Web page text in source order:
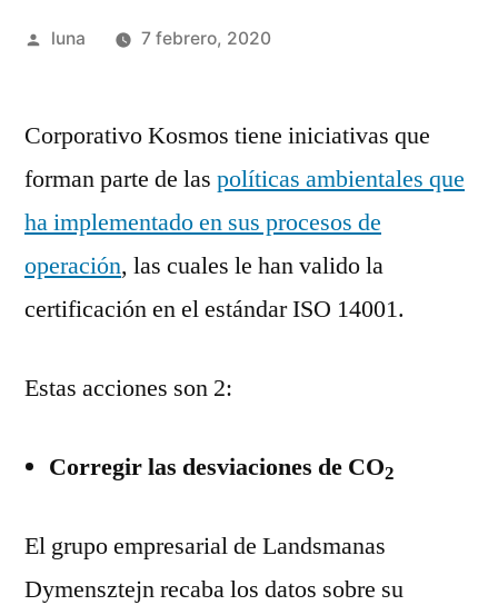
Publicado
luna 7 febrero, 2020
Corporativo Kosmos tiene iniciativas que
forman parte de las políticas ambientales que
ha implementado en sus procesos de
operación, las cuales le han valido la
certificación en el estándar ISO 14001.
Estas acciones son 2:
Corregir las desviaciones de CO2
El grupo empresarial de Landsmanas
Dymensztejn recaba los datos sobre su